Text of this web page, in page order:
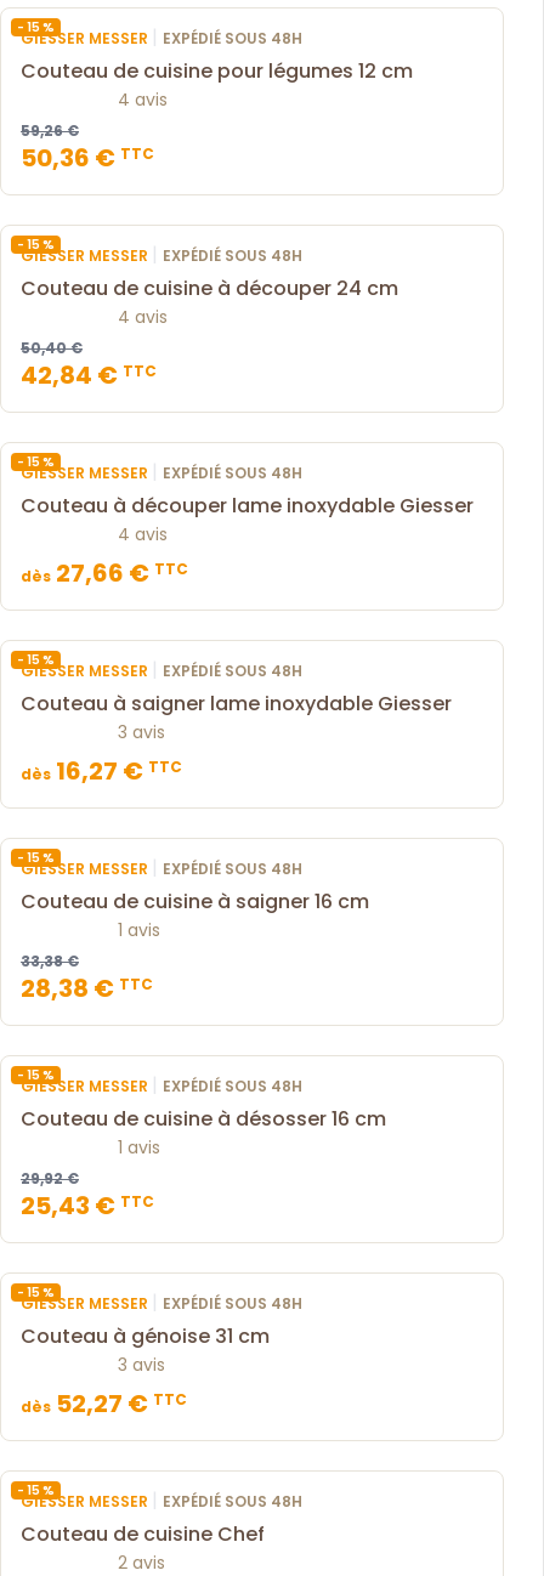
- 15 %
GIESSER MESSER | EXPÉDIÉ SOUS 48H
Couteau de cuisine pour légumes 12 cm
4 avis
59,26 €
50,36 € TTC
- 15 %
GIESSER MESSER | EXPÉDIÉ SOUS 48H
Couteau de cuisine à découper 24 cm
4 avis
50,40 €
42,84 € TTC
- 15 %
GIESSER MESSER | EXPÉDIÉ SOUS 48H
Couteau à découper lame inoxydable Giesser
4 avis
dès 27,66 € TTC
- 15 %
GIESSER MESSER | EXPÉDIÉ SOUS 48H
Couteau à saigner lame inoxydable Giesser
3 avis
dès 16,27 € TTC
- 15 %
GIESSER MESSER | EXPÉDIÉ SOUS 48H
Couteau de cuisine à saigner 16 cm
1 avis
33,38 €
28,38 € TTC
- 15 %
GIESSER MESSER | EXPÉDIÉ SOUS 48H
Couteau de cuisine à désosser 16 cm
1 avis
29,92 €
25,43 € TTC
- 15 %
GIESSER MESSER | EXPÉDIÉ SOUS 48H
Couteau à génoise 31 cm
3 avis
dès 52,27 € TTC
- 15 %
GIESSER MESSER | EXPÉDIÉ SOUS 48H
Couteau de cuisine Chef
2 avis